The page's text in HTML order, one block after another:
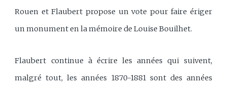
Rouen et Flaubert propose un vote pour faire ériger
un monument en la mémoire de Louise Bouilhet.
Flaubert continue à écrire les années qui suivent,
malgré tout, les années 1870-1881 sont des années